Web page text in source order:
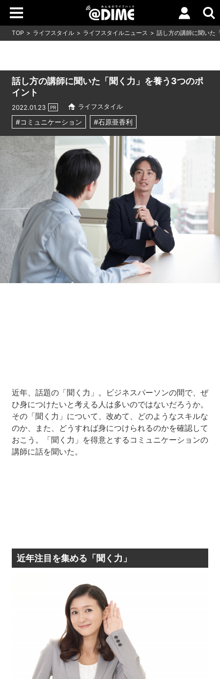
TOP ライフスタイル ライフスタイルニュース 話し方の講師に聞いた
話し方の講師に聞いた「聞く力」を養う3つのポ
イント
2022.01.23 PR ライフスタイル
#コミュニケーション #石原亜香利
近年、話題の「聞く力」。ビジネスパーソンの間で、ぜ
ひ身につけたいと考える人は多いのではないだろうか。
その「聞く力」について、改めて、どのようなスキルな
のか、また、どうすれば身につけられるのかを確認して
おこう。「聞く力」を得意とするコミュニケーションの
講師に話を聞いた。
近年注目を集める「聞く力」